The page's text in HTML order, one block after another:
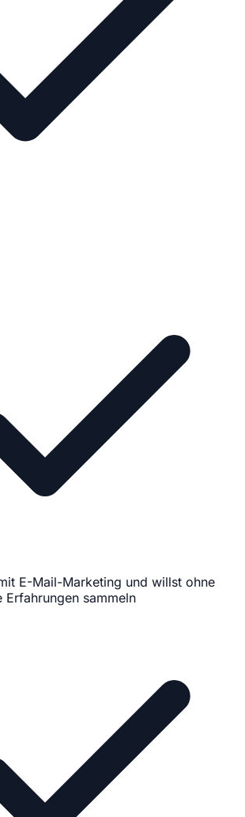
E-Mail-Marketing und willst ohne
Erfahrungen sammeln